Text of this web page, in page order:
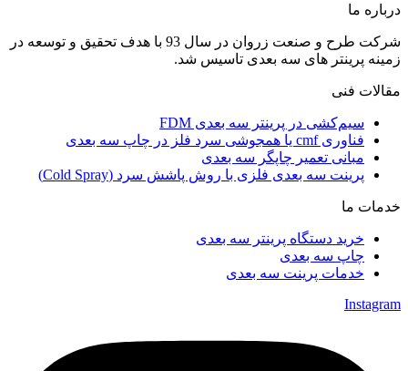
درباره ما
شرکت طرح و صنعت زروان در سال 93 با هدف تحقیق و توسعه در
زمینه پرینتر های سه بعدی تاسیس شد.
مقالات فنی
سیم‌کشی در پرینتر سه بعدی FDM
فناوری cmf یا همجوشی سرد فلز در چاپ سه بعدی
مبانی تعمیر چاپگر سه بعدی
پرینت سه بعدی فلزی با روش پاشش سرد (Cold Spray)
خدمات ما
خرید دستگاه پرینتر سه بعدی
چاپ سه بعدی
خدمات پرینت سه بعدی
Instagram